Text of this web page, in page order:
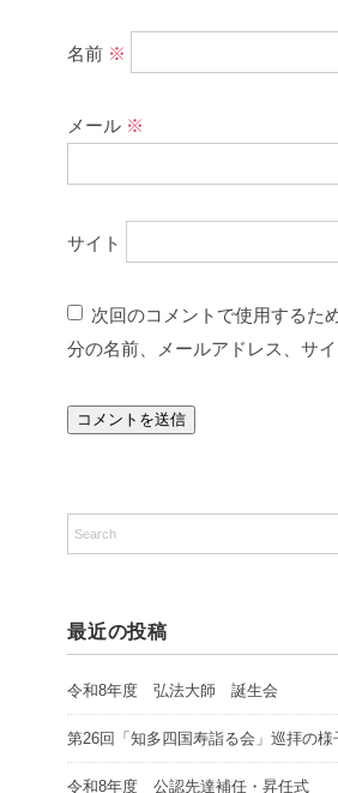
名前 ※
メール ※
サイト
次回のコメントで使用するた
分の名前、メールアドレス、サイ
最近の投稿
令和8年度 弘法大師 誕生会
第26回「知多四国寿詣る会」巡拝の様
令和8年度 公認先達補任・昇任式